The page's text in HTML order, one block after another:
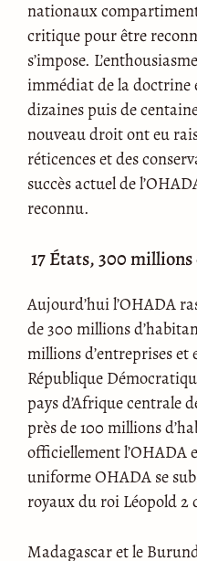
nationaux
critique pour être
s’impose.
immédiat de la doctrine
dizaines puis de
nouveau droit ont eu
réticences et des
succès actuel de
reconnu.
17 États, 300 millions
Aujourd’hui l’OHADA
de 300 millions
millions d’entreprises
République
pays d’Afrique centrale
près de 100 millions
officiellement l’OHADA
uniforme OHADA se
royaux du roi Léopold 2
Madagascar et le